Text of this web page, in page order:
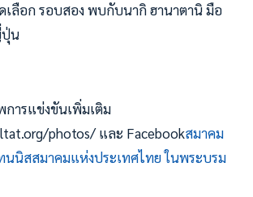
เลือก รอบสอง พบกับนากิ ฮานาตานิ มือ
ปุ่น
การแข่งขันเพิ่มเติม
photos/ และ Facebookสมาคม
นิสสมาคมแห่งประเทศไทย ในพระบรม